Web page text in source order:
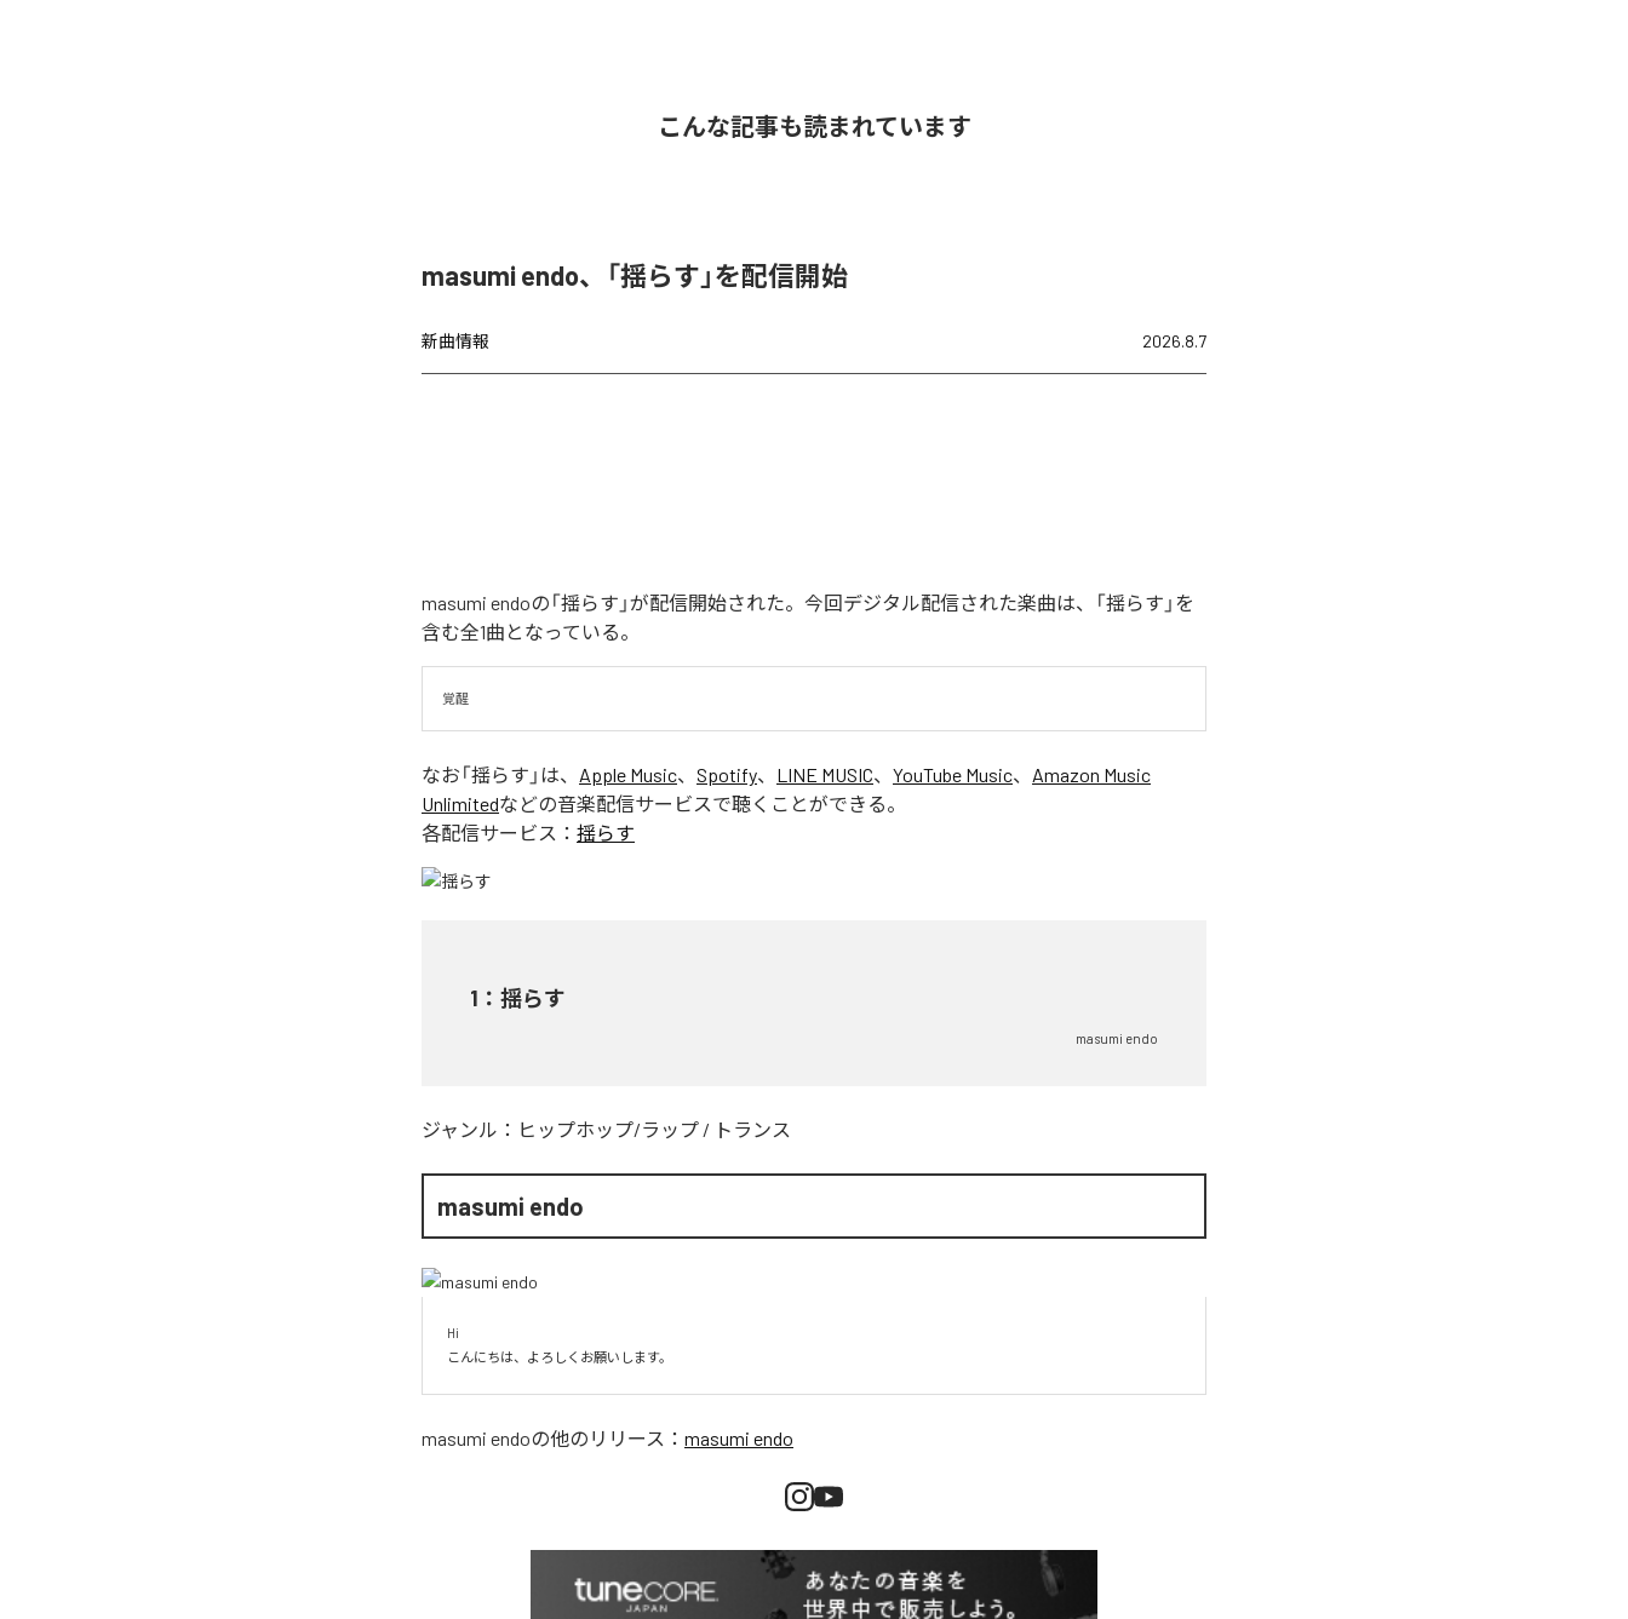
こんな記事も読まれています
masumi endo、「揺らす」を配信開始
新曲情報 2026.8.7
masumi endoの「揺らす」が配信開始された。今回デジタル配信された楽曲は、「揺らす」を
含む全1曲となっている。
覚醒
なお「揺らす 」は、 Apple Music、 Spotify、 LINE MUSIC、 YouTube Music、 Amazon Music
Unlimitedなどの音楽配信サービスで聴くことができる。
各配信サービス： 揺らす
1 ： 揺らす
masumi endo
ジャンル： ヒップホップ/ラップ / トランス
masumi endo
Hi
こんにちは、よろしくお願いします。
masumi endoの他のリリース： masumi endo